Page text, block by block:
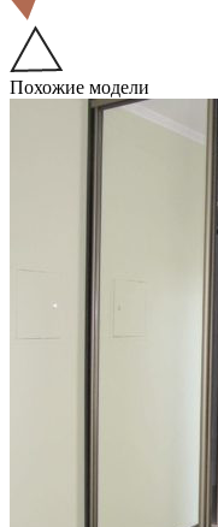
Похожие модели